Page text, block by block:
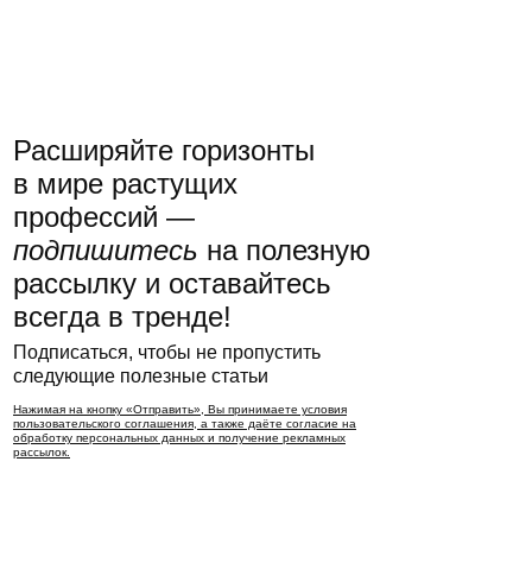
Расширяйте горизонты
в мире растущих
профессий —
подпишитесь на полезную
рассылку и оставайтесь
всегда в тренде!
Подписаться, чтобы не пропустить
следующие полезные статьи
Нажимая на кнопку «Отправить», Вы принимаете условия
пользовательского соглашения, а также даёте согласие на
обработку персональных данных и получение рекламных
рассылок.